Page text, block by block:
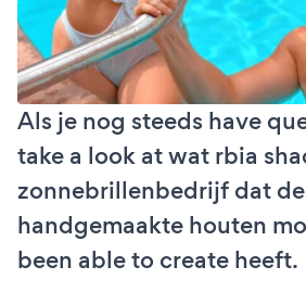
Als je nog steeds have
take a look at wat rbia
zonnebrillenbedrijf dat
handgemaakte houten
been able to create heeft.